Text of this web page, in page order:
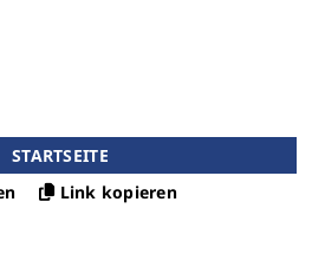
STARTSEITE
Link kopieren